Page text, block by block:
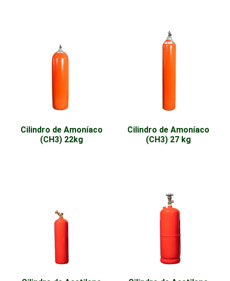
Cilindro de Amoníaco
(CH3) 22kg
Cilindro de Amoníaco
(CH3) 27 kg